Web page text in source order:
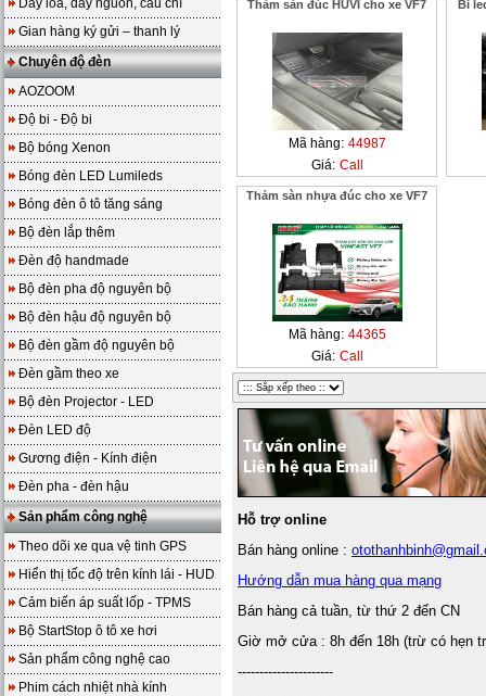
Dây loa, dây nguồn, cầu chì
Gian hàng ký gửi – thanh lý
Chuyên độ đèn
AOZOOM
Độ bi - Độ bi
Bộ bóng Xenon
Bóng đèn LED Lumileds
Bóng đèn ô tô tăng sáng
Bộ đèn lắp thêm
Đèn độ handmade
Bộ đèn pha độ nguyên bộ
Bộ đèn hậu độ nguyên bộ
Bộ đèn gầm độ nguyên bộ
Đèn gầm theo xe
Bộ đèn Projector - LED
Đèn LED độ
Gương điện - Kính điện
Đèn pha - đèn hậu
Sản phẩm công nghệ
Theo dõi xe qua vệ tinh GPS
Hiển thị tốc độ trên kính lái - HUD
Cảm biến áp suất lốp - TPMS
Bộ StartStop ô tô xe hơi
Sản phẩm công nghệ cao
Phim cách nhiệt nhà kính
Thảm sàn đúc HUVI cho xe VF7
Mã hàng: 44987
Giá: Call
Bi
Thảm sàn nhựa đúc cho xe VF7
Mã hàng: 44365
Giá: Call
Hỗ trợ online
Bán hàng online :
Hướng dẫn mua hàng qua mạng
Bán hàng cả tuần, từ thứ 2 đến CN
Giờ mở cửa : 8h đến 18h (trừ có hẹn
----------------------